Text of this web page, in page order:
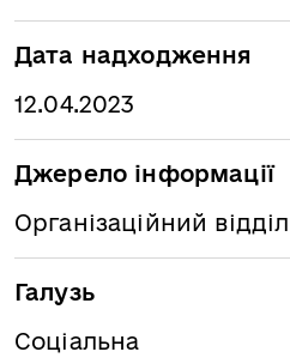
Дата надходження
12.04.2023
Джерело інформації
Організаційний відділ
Галузь
Соціальна